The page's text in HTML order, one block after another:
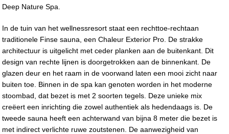
Deep Nature Spa.
In de tuin van het wellnessresort staat een rechttoe-rechtaan
traditionele Finse sauna, een Chaleur Exterior Pro. De strakke
architectuur is uitgelicht met ceder planken aan de buitenkant. Dit
design van rechte lijnen is doorgetrokken aan de binnenkant. De
glazen deur en het raam in de voorwand laten een mooi zicht naar
buiten toe. Binnen in de spa kan genoten worden in het moderne
stoombad, dat bezet is met 2 soorten tegels. Deze unieke mix
creëert een inrichting die zowel authentiek als hedendaags is. De
tweede sauna heeft een achterwand van bijna 8 meter die bezet is
met indirect verlichte ruwe zoutstenen. De aanwezigheid van